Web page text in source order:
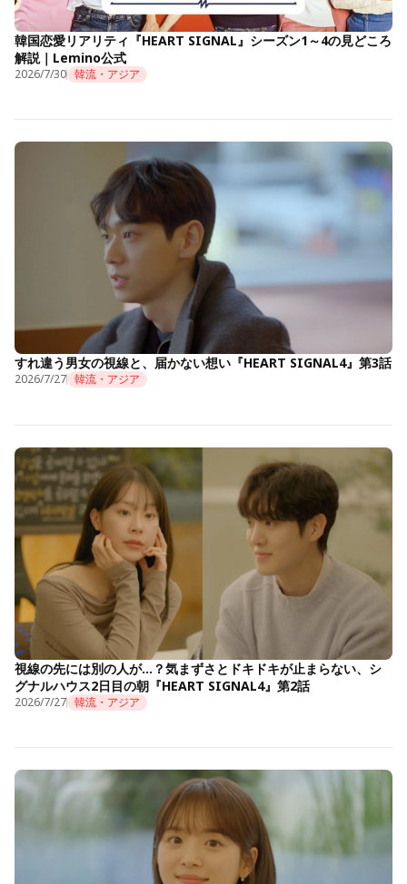
韓国恋愛リアリティ『HEART SIGNAL』シーズン1～4の見どころ
解説｜Lemino公式
2026/7/30 韓流・アジア
すれ違う男女の視線と、届かない想い『HEART SIGNAL4』第3話
2026/7/27 韓流・アジア
視線の先には別の人が…？気まずさとドキドキが止まらない、シ
グナルハウス2日目の朝『HEART SIGNAL4』第2話
2026/7/27 韓流・アジア